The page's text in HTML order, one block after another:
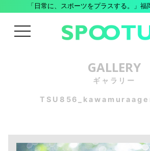
「日常に、スポーツをプラスする。」
menu
GALLERY
ギャラリー